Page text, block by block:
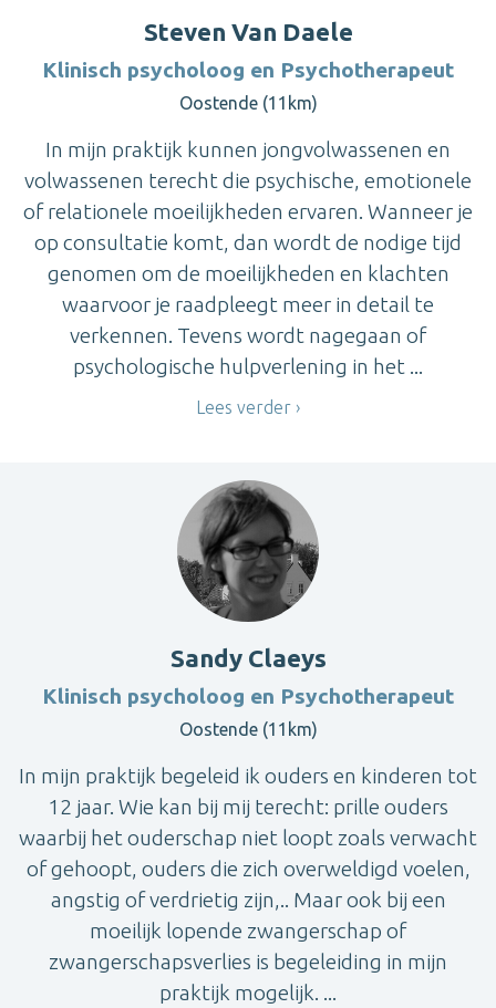
Steven Van Daele
Klinisch psycholoog en Psychotherapeut
Oostende (11km)
In mijn praktijk kunnen jongvolwassenen en
volwassenen terecht die psychische, emotionele
of relationele moeilijkheden ervaren. Wanneer je
op consultatie komt, dan wordt de nodige tijd
genomen om de moeilijkheden en klachten
waarvoor je raadpleegt meer in detail te
verkennen. Tevens wordt nagegaan of
psychologische hulpverlening in het ...
Lees verder
Sandy Claeys
Klinisch psycholoog en Psychotherapeut
Oostende (11km)
In mijn praktijk begeleid ik ouders en kinderen tot
12 jaar. Wie kan bij mij terecht: prille ouders
waarbij het ouderschap niet loopt zoals verwacht
of gehoopt, ouders die zich overweldigd voelen,
angstig of verdrietig zijn,.. Maar ook bij een
moeilijk lopende zwangerschap of
zwangerschapsverlies is begeleiding in mijn
praktijk mogelijk. ...